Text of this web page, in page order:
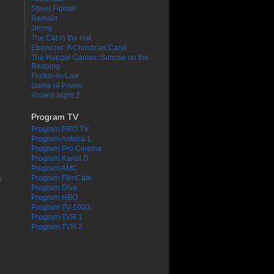
Street Fighter
Remain
Jimmy
The Cat in the Hat
Ebenezer: A Christmas Carol
The Hunger Games: Sunrise on the
Reaping
Focker-in-Law
Game of Power
Violent Night 2
Program TV
Program PRO TV
Program Antena 1
Program Pro Cinema
Program Kanal D
Program AMC
Program FilmCafe
Program Diva
Program HBO
Program TV 1000
Program TVR 1
Program TVR 2